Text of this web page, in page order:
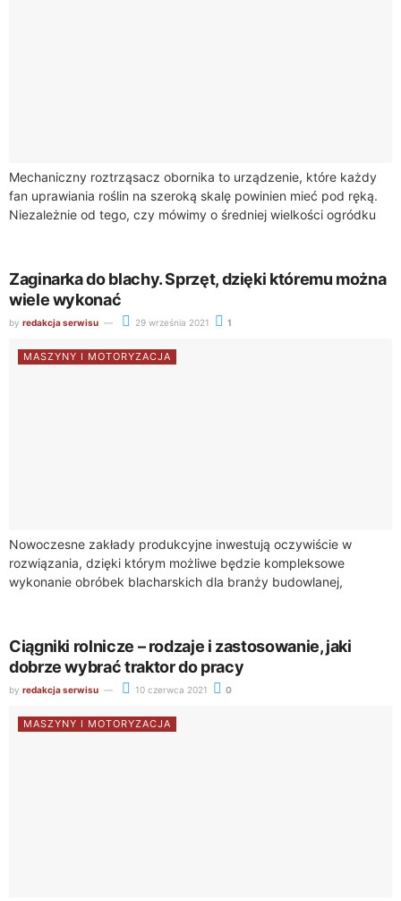
Mechaniczny roztrząsacz obornika to urządzenie, które każdy
fan uprawiania roślin na szeroką skalę powinien mieć pod ręką.
Niezależnie od tego, czy mówimy o średniej wielkości ogródku
Zaginarka do blachy. Sprzęt, dzięki któremu można
wiele wykonać
by redakcja serwisu 29 września 2021 1
MASZYNY I MOTORYZACJA
Nowoczesne zakłady produkcyjne inwestują oczywiście w
rozwiązania, dzięki którym możliwe będzie kompleksowe
wykonanie obróbek blacharskich dla branży budowlanej,
Ciągniki rolnicze – rodzaje i zastosowanie, jaki
dobrze wybrać traktor do pracy
by redakcja serwisu 10 czerwca 2021 0
MASZYNY I MOTORYZACJA